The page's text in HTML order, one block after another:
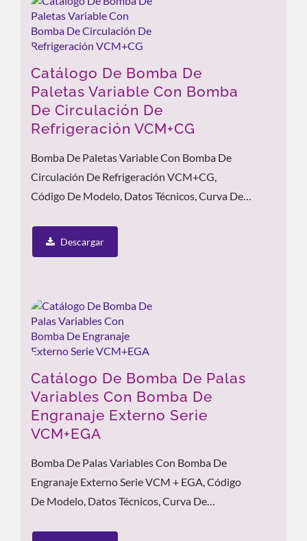
Catálogo De Bomba De
Paletas Variable Con Bomba
De Circulación De
Refrigeración VCM+CG
Bomba De Paletas Variable Con Bomba De
Circulación De Refrigeración VCM+CG,
Código De Modelo, Datos Técnicos, Curva De
Descargar
Catálogo De Bomba De Palas
Variables Con Bomba De
Engranaje Externo Serie
VCM+EGA
Bomba De Palas Variables Con Bomba De
Engranaje Externo Serie VCM + EGA, Código
De Modelo, Datos Técnicos, Curva De